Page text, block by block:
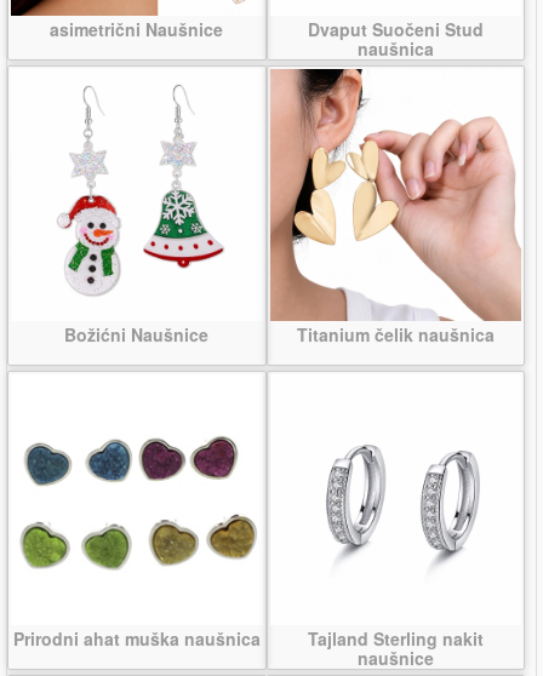
asimetrični Naušnice
Dvaput Suočeni Stud
naušnica
Božićni Naušnice Titanium čelik naušnica
Prirodni ahat muška naušnica
Tajland Sterling nakit
naušnice